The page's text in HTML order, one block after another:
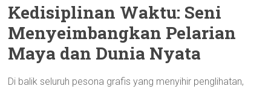
Kedisiplinan Waktu: Seni
Menyeimbangkan Pelarian
Maya dan Dunia Nyata
Di balik seluruh pesona grafis yang menyihir penglihatan,